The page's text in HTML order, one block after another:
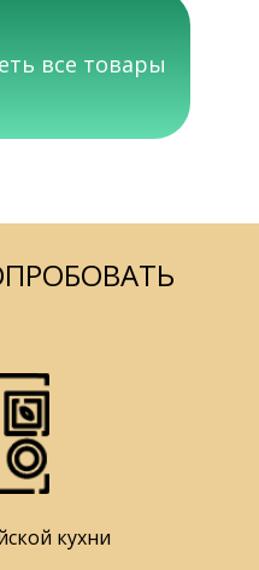
все товары
кухни